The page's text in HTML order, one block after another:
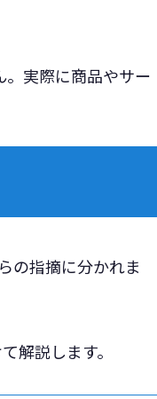
実際に商品やサー
の指摘に分かれま
解説します。